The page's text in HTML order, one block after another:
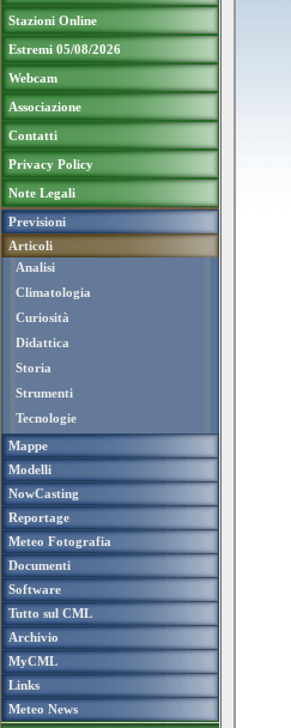
Stazioni Online
Estremi 05/08/2026
Webcam
Associazione
Contatti
Privacy Policy
Note Legali
Previsioni
Articoli
Analisi
Climatologia
Curiosità
Didattica
Storia
Strumenti
Tecnologie
Mappe
Modelli
NowCasting
Reportage
Meteo Fotografia
Documenti
Software
Tutto sul CML
Archivio
MyCML
Links
Meteo News